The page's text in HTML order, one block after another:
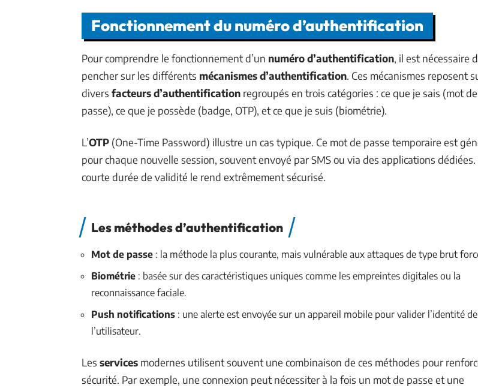
Fonctionnement du numéro d’authentification
Pour comprendre le fonctionnement d’un numéro d’authentification, il est nécessaire
pencher sur les différents mécanismes d’authentification. Ces mécanismes reposent
divers facteurs d’authentification regroupés en trois catégories : ce que je sais (mot de
passe), ce que je possède (badge, OTP), et ce que je suis (biométrie).
L’OTP (One-Time Password) illustre un cas typique. Ce mot de passe temporaire est
pour chaque nouvelle session, souvent envoyé par SMS ou via des applications dédiées.
courte durée de validité le rend extrêmement sécurisé.
Les méthodes d’authentification
Mot de passe : la méthode la plus courante, mais vulnérable aux attaques de type brut
Biométrie : basée sur des caractéristiques uniques comme les empreintes digitales ou la
reconnaissance faciale.
Push notifications : une alerte est envoyée sur un appareil mobile pour valider l’identité de
l’utilisateur.
Les services modernes utilisent souvent une combinaison de ces méthodes pour
sécurité. Par exemple, une connexion peut nécessiter à la fois un mot de passe et une